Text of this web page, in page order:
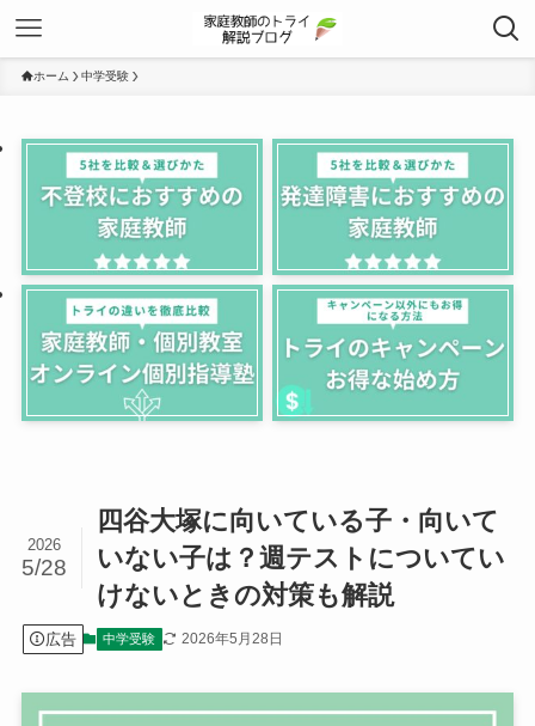
ホーム 中学受験
四谷大塚に向いている子・向いて
いない子は？週テストについてい
けないときの対策も解説
2026
5/28
広告 中学受験 2026年5月28日